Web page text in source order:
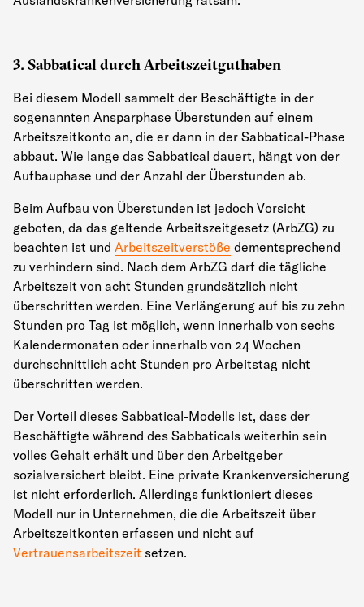
3. Sabbatical durch Arbeitszeitguthaben
Bei diesem Modell sammelt der Beschäftigte in der
sogenannten Ansparphase Überstunden auf einem
Arbeitszeitkonto an, die er dann in der Sabbatical-Phase
abbaut. Wie lange das Sabbatical dauert, hängt von der
Aufbauphase und der Anzahl der Überstunden ab.
Beim Aufbau von Überstunden ist jedoch Vorsicht
geboten, da das geltende Arbeitszeitgesetz (ArbZG) zu
beachten ist und Arbeitszeitverstöße dementsprechend
zu verhindern sind. Nach dem ArbZG darf die tägliche
Arbeitszeit von acht Stunden grundsätzlich nicht
überschritten werden. Eine Verlängerung auf bis zu zehn
Stunden pro Tag ist möglich, wenn innerhalb von sechs
Kalendermonaten oder innerhalb von 24 Wochen
durchschnittlich acht Stunden pro Arbeitstag nicht
überschritten werden.
Der Vorteil dieses Sabbatical-Modells ist, dass der
Beschäftigte während des Sabbaticals weiterhin sein
volles Gehalt erhält und über den Arbeitgeber
sozialversichert bleibt. Eine private Krankenversicherung
ist nicht erforderlich. Allerdings funktioniert dieses
Modell nur in Unternehmen, die die Arbeitszeit über
Arbeitszeitkonten erfassen und nicht auf
Vertrauensarbeitszeit setzen.